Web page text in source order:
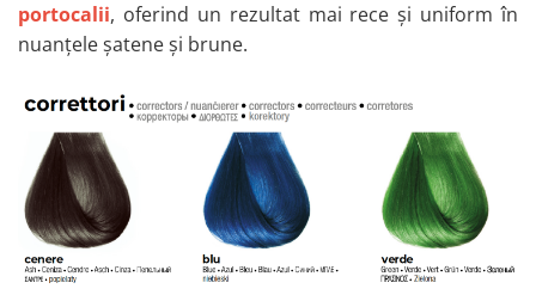
portocalii, oferind un rezultat mai rece și uniform în
nuanțele șatene și brune.